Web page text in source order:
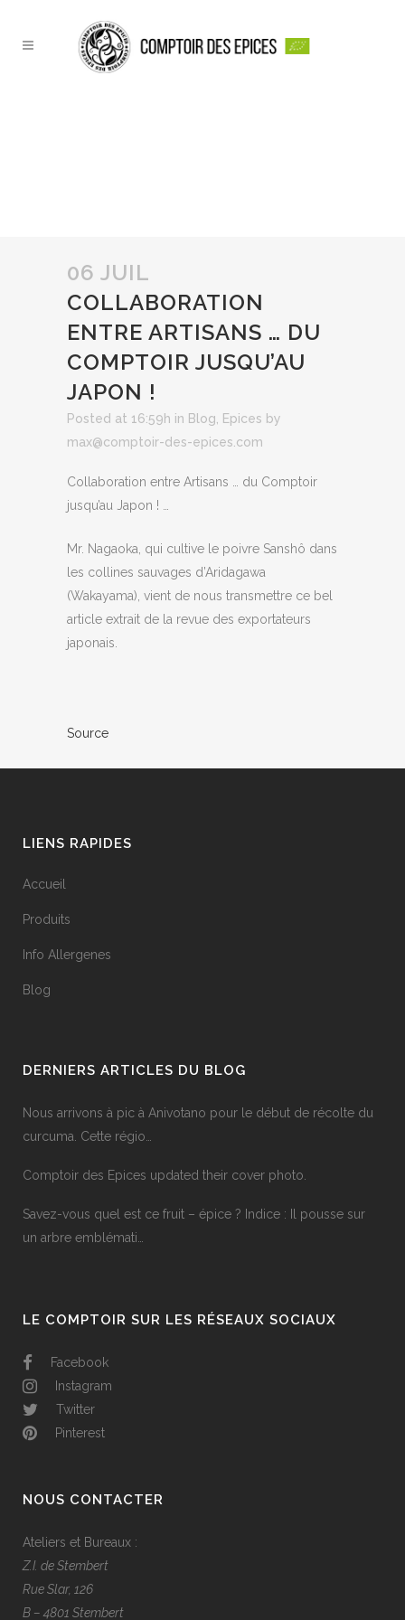
06 JUIL
COLLABORATION
ENTRE ARTISANS … DU
COMPTOIR JUSQU’AU
JAPON !
Posted at 16:59h in Blog Epices by
max@comptoir-des-epices.com
Collaboration entre Artisans … du Comptoir
jusqu’au Japon ! …
Mr. Nagaoka, qui cultive le poivre Sanshô dans
les collines sauvages d’Aridagawa
(Wakayama), vient de nous transmettre ce bel
article extrait de la revue des exportateurs
japonais.
Source
LIENS RAPIDES
Accueil
Produits
Info Allergenes
Blog
DERNIERS ARTICLES DU BLOG
Nous arrivons à pic à Anivotano pour le début de récolte du
curcuma. Cette régio…
Comptoir des Epices updated their cover photo.
Savez-vous quel est ce fruit – épice ? Indice : Il pousse sur
un arbre emblémati…
LE COMPTOIR SUR LES RÉSEAUX SOCIAUX
Facebook
Instagram
Twitter
Pinterest
NOUS CONTACTER
Ateliers et Bureaux :
Z.I. de Stembert
Rue Slar, 126
B – 4801 Stembert